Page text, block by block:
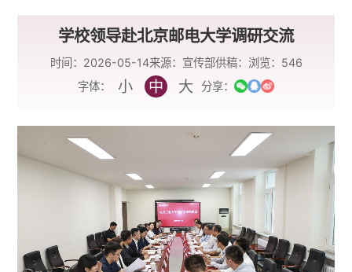
学校领导赴北京邮电大学调研交流
时间：2026-05-14来源：宣传部供稿： 浏览： 546
字体：
小 中 大 分享：